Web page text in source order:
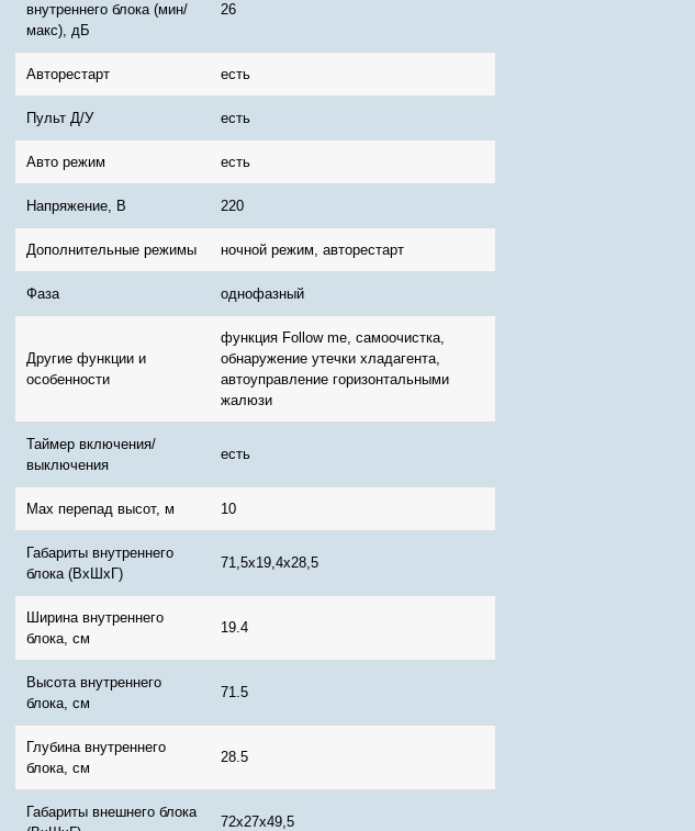
внутреннего блока (мин/
макс), дБ
26
Авторестарт есть
Пульт Д/У есть
Авто режим есть
Напряжение, В 220
Дополнительные режимы ночной режим, авторестарт
Фаза однофазный
Другие функции и
особенности
функция Follow me, самоочистка,
обнаружение утечки хладагента,
автоуправление горизонтальными
жалюзи
Таймер включения/
выключения
есть
Max перепад высот, м 10
Габариты внутреннего
блока (ВхШхГ)
71,5х19,4х28,5
Ширина внутреннего
блока, см
19.4
Высота внутреннего
блока, см
71.5
Глубина внутреннего
блока, см
28.5
Габариты внешнего блока
72х27х49,5